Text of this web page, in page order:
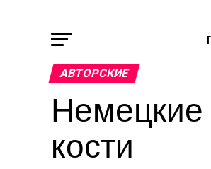
АВТОРСКИЕ
Немецкие
кости